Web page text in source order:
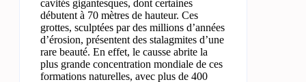
cavités gigantesques, dont certaines
débutent à 70 mètres de hauteur. Ces
grottes, sculptées par des millions d’années
d’érosion, présentent des stalagmites d’une
rare beauté. En effet, le causse abrite la
plus grande concentration mondiale de ces
formations naturelles, avec plus de 400